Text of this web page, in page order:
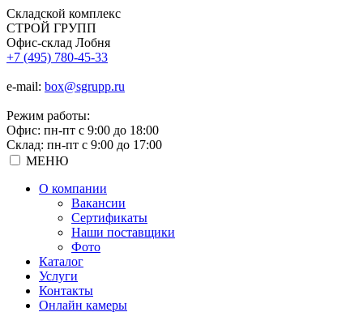
Складской комплекс
СТРОЙ ГРУПП
Офис-склад Лобня
+7 (495) 780-45-33
e-mail: box@sgrupp.ru
Режим работы:
Офис: пн-пт с 9:00 до 18:00
Склад: пн-пт с 9:00 до 17:00
МЕНЮ
О компании
Вакансии
Сертификаты
Наши поставщики
Фото
Каталог
Услуги
Контакты
Онлайн камеры